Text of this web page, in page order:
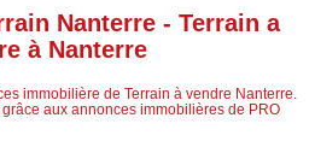
Nanterre - Terrain a
à Nanterre
immobilière de Terrain à vendre Nanterre.
aux annonces immobilières de PRO